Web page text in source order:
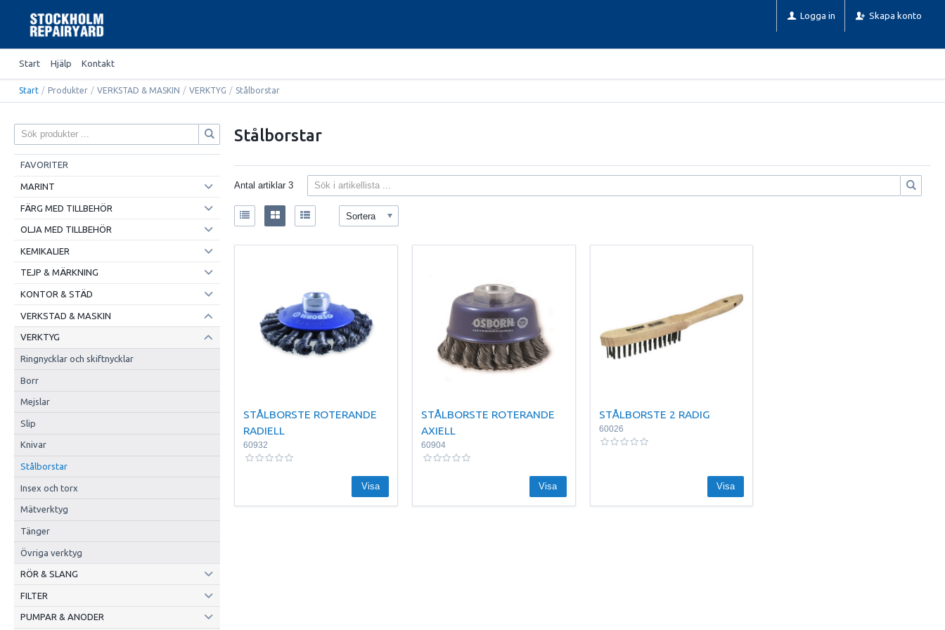
Logga in Skapa konto
Start Hjälp Kontakt
Start / Produkter / VERKSTAD & MASKIN / VERKTYG / Stålborstar
FAVORITER
MARINT
FÄRG MED TILLBEHÖR
OLJA MED TILLBEHÖR
KEMIKALIER
TEJP & MÄRKNING
KONTOR & STÄD
VERKSTAD & MASKIN
VERKTYG
Ringnycklar och skiftnycklar
Borr
Mejslar
Slip
Knivar
Stålborstar
Insex och torx
Mätverktyg
Tänger
Övriga verktyg
RÖR & SLANG
FILTER
PUMPAR & ANODER
Stålborstar
Antal artiklar3
Sortera
STÅLBORSTE ROTERANDE
RADIELL
60932
Visa
STÅLBORSTE ROTERANDE
AXIELL
60904
Visa
STÅLBORSTE 2 RADIG
60026
Visa